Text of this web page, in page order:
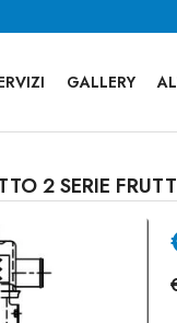
GALLERY
2 SERIE